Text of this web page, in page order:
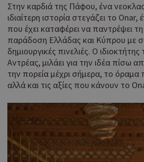
Στην καρδιά της Πάφου, ένα
ιδιαίτερη ιστορία στεγάζει το Onar,
που έχει καταφέρει να παντρέψει
παράδοση Ελλάδας και Κύπρου με
δημιουργικές πινελιές. Ο
Αντρέας, μιλάει για την ιδέα πίσω
την πορεία μέχρι σήμερα, το όραμα
αλλά και τις αξίες που κάνουν το